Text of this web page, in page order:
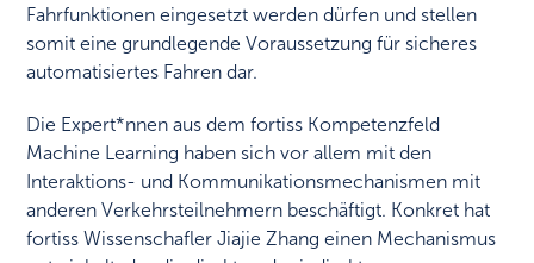
Fahrfunktionen eingesetzt werden dürfen und stellen
somit eine grundlegende Voraussetzung für sicheres
automatisiertes Fahren dar.
Die Expert*nnen aus dem fortiss Kompetenzfeld
Machine Learning haben sich vor allem mit den
Interaktions- und Kommunikationsmechanismen mit
anderen Verkehrsteilnehmern beschäftigt. Konkret hat
fortiss Wissenschafler Jiajie Zhang einen Mechanismus